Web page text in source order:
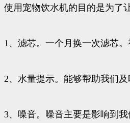
使用宠物饮水机的目的是为了
1、滤芯。一个月换一次滤芯
2、水量提示。能够帮助我们及
3、噪音。噪音主要是影响到